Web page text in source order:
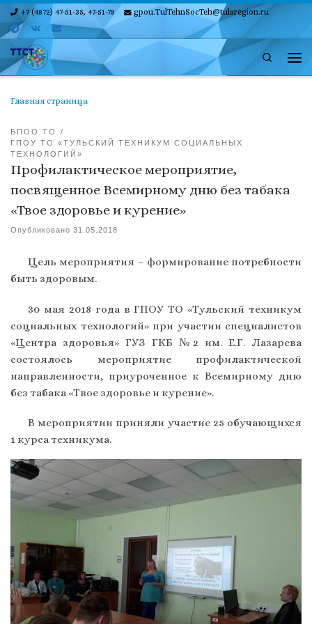
Skip to content
+7 (4872) 47-51-35, 47-51-78 gpou.TulTehnSocTeh@tularegion.ru
Search
Главная страница
БПОО ТО
ГПОУ ТО «ТУЛЬСКИЙ ТЕХНИКУМ СОЦИАЛЬНЫХ
ТЕХНОЛОГИЙ»
Профилактическое мероприятие,
посвященное Всемирному дню без табака
«Твое здоровье и курение»
Опубликовано 31.05.2018
Цель мероприятия – формирование потребности
быть здоровым.
30 мая 2018 года в ГПОУ ТО «Тульский техникум
социальных технологий» при участии специалистов
«Центра здоровья» ГУЗ ГКБ №2 им. Е.Г. Лазарева
состоялось мероприятие профилактической
направленности, приуроченное к Всемирному дню
без табака «Твое здоровье и курение».
В мероприятии приняли участие 25 обучающихся
1 курса техникума.